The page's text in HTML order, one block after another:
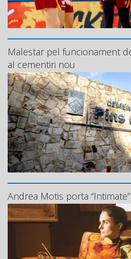
Malestar pel funcionament
al cementiri nou
Andrea Motis porta